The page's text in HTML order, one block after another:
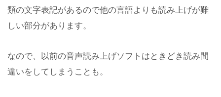
類の文字表記があるので他の言語よりも読み上げが難
しい部分があります。
なので、以前の音声読み上げソフトはときどき読み間
違いをしてしまうことも。